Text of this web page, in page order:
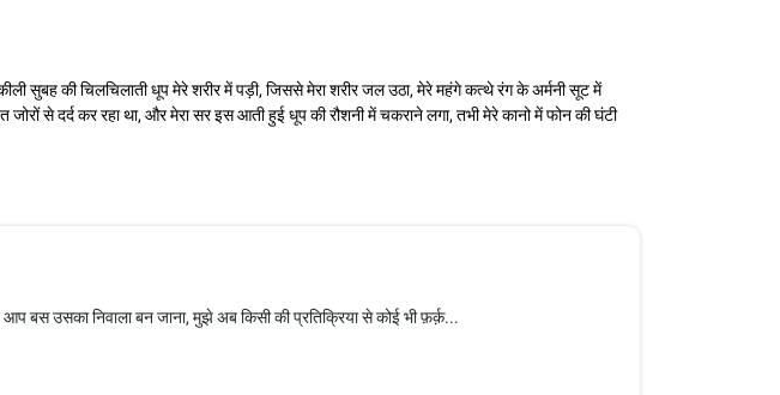
सुबह की चिलचिलाती धूप मेरे शरीर में पड़ी, जिससे मेरा शरीर जल उठा, मेरे महंगे कत्थे रंग के अर्मनी सूट में
से दर्द कर रहा था, और मेरा सर इस आती हुई धूप की रौशनी में चकराने लगा, तभी मेरे कानो में फोन की घंटी
बस उसका निवाला बन जाना, मुझे अब किसी की प्रतिक्रिया से कोई भी फ़र्क़...